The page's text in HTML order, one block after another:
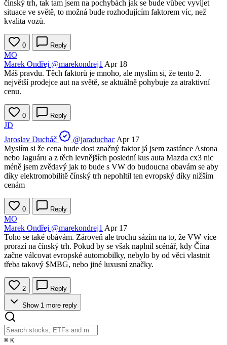
čínský trh, tak tam jsem na pochybách jak se bude vůbec vyvíjet
situace ve světě, to možná bude rozhodujícím faktorem víc, než
kvalita vozů.
0 Reply
MO
Marek Ondřej @marekondrej1 Apr 18
Máš pravdu. Těch faktorů je mnoho, ale myslím si, že tento 2.
největší prodejce aut na světě, se aktuálně pohybuje za atraktivní
cenu.
0 Reply
JD
Jaroslav Ducháč
@jaraduchac Apr 17
Myslím si že cena bude dost značný faktor já jsem zastánce Astona
nebo Jaguáru a z těch levnějších poslední kus auta Mazda cx3 nic
méně jsem zvědavý jak to bude s VW do budoucna obavám se aby
díky elektromobilitě čínský trh nepohltil ten evropský díky nižším
cenám
0 Reply
MO
Marek Ondřej @marekondrej1 Apr 17
Toho se také obávám. Zároveň ale trochu sázím na to, že VW více
prorazí na čínský trh. Pokud by se však naplnil scénář, kdy Čína
začne válcovat evropské automobilky, nebylo by od věci vlastnit
třeba takový $MBG, nebo jiné luxusní značky.
2 Reply
Show 1 more reply
⌘ K